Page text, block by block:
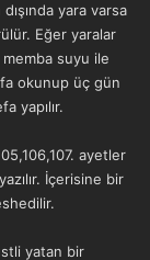
yara varsa
Eğer yaralar
suyu ile
okunup üç gün
yapılır.
ayetler
İçerisine bir
yatan bir